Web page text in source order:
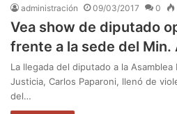
administración 09/03/2017 0
Vea show de diputado
frente a la sede del Min.
La llegada del diputado a la Asamblea
Justicia, Carlos Paparoni, llenó de
del…